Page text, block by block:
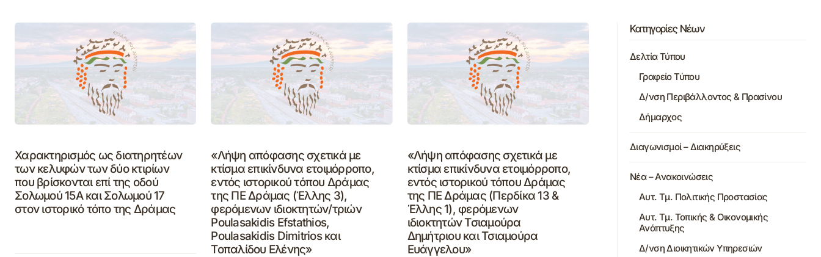
Χαρακτηρισμός ως διατηρητέων
των κελυφών των δύο κτιρίων
που βρίσκονται επί της οδού
Σολωμού 15Α και Σολωμού 17
στον ιστορικό τόπο της Δράμας
«Λήψη απόφασης σχετικά με
κτίσμα επικίνδυνα ετοιμόρροπο,
εντός ιστορικού τόπου Δράμας
της ΠΕ Δράμας (Έλλης 3),
φερόμενων ιδιοκτητών/τριών
Poulasakidis Efstathios,
Poulasakidis Dimitrios και
Τοπαλίδου Ελένης»
«Λήψη απόφασης σχετικά με
κτίσμα επικίνδυνα ετοιμόρροπο,
εντός ιστορικού τόπου Δράμας
της ΠΕ Δράμας (Περδίκα 13 &
Έλλης 1), φερόμενων
ιδιοκτητών Τσιαμούρα
Δημήτριου και Τσιαμούρα
Ευάγγελου»
Κατηγορίες Νέων
Δελτία Τύπου
Γραφείο Τύπου
Δ/νση Περιβάλλοντος & Πρασίνου
Δήμαρχος
Διαγωνισμοί – Διακηρύξεις
Νέα – Ανακοινώσεις
Αυτ. Τμ. Πολιτικής Προστασίας
Αυτ. Τμ. Τοπικής & Οικονομικής
Ανάπτυξης
Δ/νση Διοικητικών Υπηρεσιών